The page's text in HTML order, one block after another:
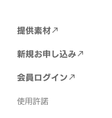
提供素材
新規お申し込み
会員ログイン
使用許諾